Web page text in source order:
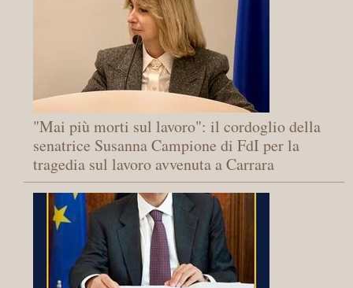
"Mai più morti sul lavoro": il cordoglio della
senatrice Susanna Campione di FdI per la
tragedia sul lavoro avvenuta a Carrara